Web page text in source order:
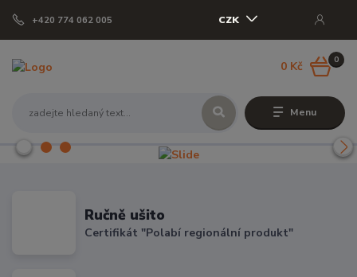
Menu
+420 774 062 005 CZK
0
0 Kč
Ručně ušito
Certifikát "Polabí regionální produkt"